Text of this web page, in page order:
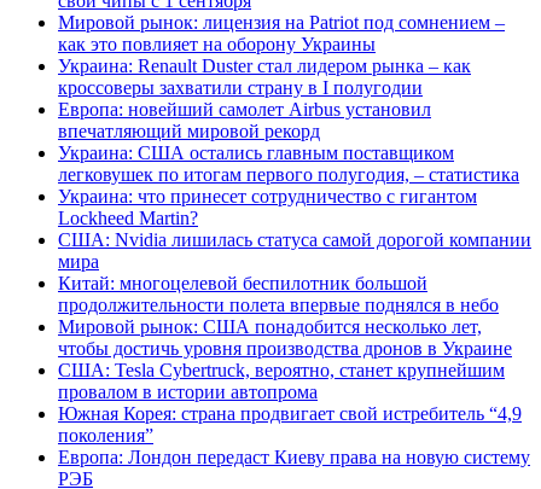
Мировой рынок: лицензия на Patriot под сомнением –
как это повлияет на оборону Украины
Украина: Renault Duster стал лидером рынка – как
кроссоверы захватили страну в I полугодии
Европа: новейший самолет Airbus установил
впечатляющий мировой рекорд
Украина: США остались главным поставщиком
легковушек по итогам первого полугодия, – статистика
Украина: что принесет сотрудничество с гигантом
Lockheed Martin?
США: Nvidia лишилась статуса самой дорогой компании
мира
Китай: многоцелевой беспилотник большой
продолжительности полета впервые поднялся в небо
Мировой рынок: США понадобится несколько лет,
чтобы достичь уровня производства дронов в Украине
США: Tesla Cybertruck, вероятно, станет крупнейшим
провалом в истории автопрома
Южная Корея: страна продвигает свой истребитель “4,9
поколения”
Европа: Лондон передаст Киеву права на новую систему
РЭБ